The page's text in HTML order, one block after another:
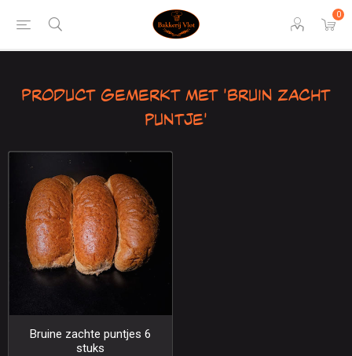
0
Product gemerkt met 'Bruin zacht
puntje'
Bruine zachte puntjes 6
stuks